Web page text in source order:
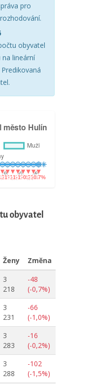
pro
obyvatel
lineární
obyvatel
Ženy
Změna
3
218
-48
(-0,7%)
3
231
-66
(-1,0%)
3
283
-16
(-0,2%)
3
288
-102
(-1,5%)